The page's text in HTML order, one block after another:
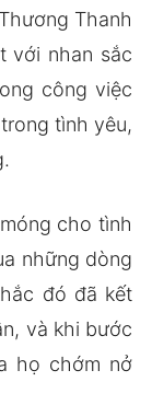
Thanh
với nhan sắc
công việc
tình yêu,
cho tình
những dòng
đó đã kết
và khi bước
họ chớm nở